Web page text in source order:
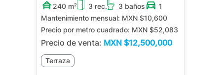
240 m²
3 rec. 3 baños
1
Mantenimiento mensual: MXN $10,600
Precio por metro cuadrado: MXN $52,083
Precio de venta: MXN $12,500,000
Terraza